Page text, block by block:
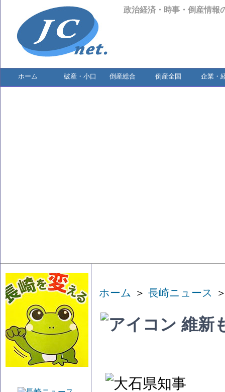
政治経済・時事・倒産情報
ホーム 破産・小口 倒産総合 倒産全国 企業・
ホーム ＞ 長崎ニュース
維新